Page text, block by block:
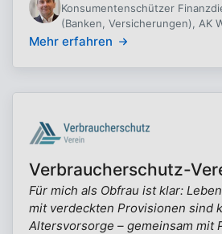
Konsumentenschützer
(Banken, Versicherungen), AK
Mehr erfahren
Verbraucherschutz-
Für mich als Obfrau ist klar:
mit verdeckten Provisionen sind
Altersvorsorge – gemeinsam mit